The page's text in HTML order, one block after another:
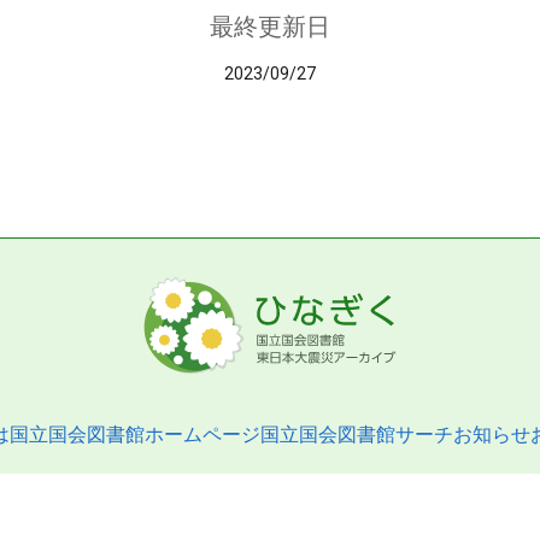
最終更新日
2023/09/27
国立国会図書館ホームページ国立国会図書館サーチお知らせ